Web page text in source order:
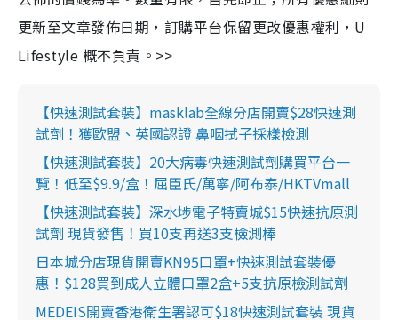
更新至文章發佈日期，訂購平台保留更改優惠權利，U
Lifestyle 概不負責。>>
【快速測試套裝】masklab全線分店開賣$28快速測
試劑！獲歐盟、英國認證 鼻咽拭子採樣檢測
【快速測試套裝】20大病毒快速測試劑購買平台一
覽！低至$9.9/盒！屈臣氏/萬寧/阿布泰/HKTVmall
【快速測試套裝】深水埗電子特賣城$15快速抗原測
試劑 現貨發售！買10支再送3支檢測棒
日本城分店現貨開賣KN95口罩+快速測試套裝優
惠！$128買到成人立體口罩2盒+5支抗原檢測試劑
MEDEIS開賣香港衛生署認可$18快速測試套裝 現貨